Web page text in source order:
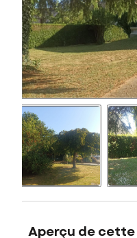
Aperçu de cette